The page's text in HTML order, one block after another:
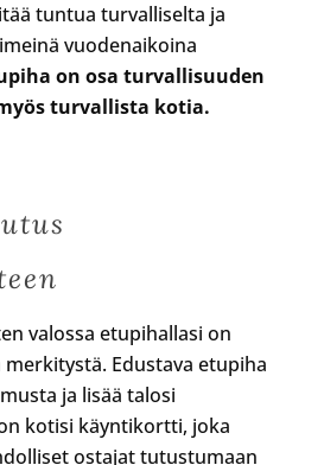
tuntua turvalliselta ja
vuodenaikoina
on osa turvallisuuden
turvallista kotia.
valossa etupihallasi on
Edustava etupiha
ja lisää talosi
kotisi käyntikortti, joka
ostajat tutustumaan